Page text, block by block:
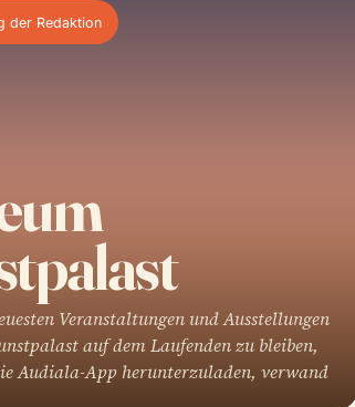
der Redaktion
Veranstaltungen und Ausstellungen
auf dem Laufenden zu bleiben,
Audiala-App herunterzuladen, verwand